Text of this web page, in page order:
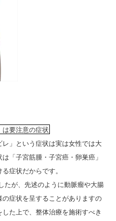
は要注意の症状
」という症状は実は女性では大
「子宮筋腫・子宮癌・卵巣癌」
症状だからです。
たが、先述のように動脈瘤や大腸
症状を呈することがありますの
た上で、整体治療を施術すべき